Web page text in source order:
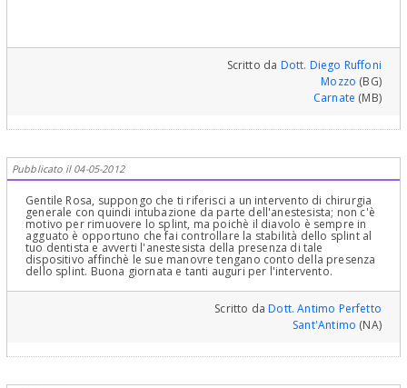
Scritto da Dott. Diego Ruffoni
Mozzo (BG)
Carnate (MB)
Pubblicato il 04-05-2012
Gentile Rosa, suppongo che ti riferisci a un intervento di chirurgia
generale con quindi intubazione da parte dell'anestesista; non c'è
motivo per rimuovere lo splint, ma poichè il diavolo è sempre in
agguato è opportuno che fai controllare la stabilità dello splint al
tuo dentista e avverti l'anestesista della presenza di tale
dispositivo affinchè le sue manovre tengano conto della presenza
dello splint. Buona giornata e tanti auguri per l'intervento.
Scritto daDott. Antimo Perfetto
Sant'Antimo (NA)